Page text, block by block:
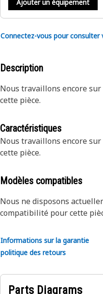
Ajouter un équipement
Connectez-vous pour
Description
Nous travaillons encore
cette pièce.
Caractéristiques
Nous travaillons encore
cette pièce.
Modèles compatibles
Nous ne disposons
compatibilité pour cette
Informations sur la garantie
politique des retours
Parts Diagrams